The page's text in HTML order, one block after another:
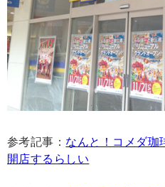
参考記事： なんと！コメダ珈
開店するらしい